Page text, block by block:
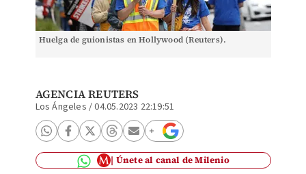
Huelga de guionistas en Hollywood (Reuters).
AGENCIA REUTERS
Los Ángeles /04.05.2023 22:19:51
Únete al canal de Milenio